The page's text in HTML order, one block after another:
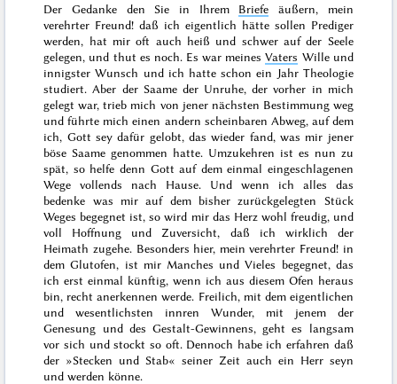
Der Gedanke den Sie in Ihrem Briefe äußern, mein
verehrter Freund! daß ich eigentlich hätte sollen Prediger
werden, hat mir oft auch heiß und schwer auf der Seele
gelegen, und thut es noch. Es war meinesVaters Wille und
innigster Wunsch und ich hatte schon ein Jahr Theologie
studiert. Aber der Saame der Unruhe, der vorher in mich
gelegt war, trieb mich von jener nächsten Bestimmung weg
und führte mich einen andern scheinbaren Abweg, auf dem
ich, Gott sey dafür gelobt, das wieder fand, was mir jener
böse Saame genommen hatte. Umzukehren ist es nun zu
spät, so helfe denn Gott auf dem einmal eingeschlagenen
Wege vollends nach Hause. Und wenn ich alles das
bedenke was mir auf dem bisher zurückgelegten Stück
Weges begegnet ist, so wird mir das Herz wohl freudig, und
voll Hoffnung und Zuversicht, daß ich wirklich der
Heimath zugehe. Besonders hier, mein verehrter Freund! in
dem Glutofen, ist mir Manches und Vieles begegnet, das
ich erst einmal künftig, wenn ich aus diesem Ofen heraus
bin, recht anerkennen werde. Freilich, mit dem eigentlichen
und wesentlichsten innren Wunder, mit jenem der
Genesung und des Gestalt-Gewinnens, geht es langsam
vor sich und stockt so oft. Dennoch habe ich erfahren daß
der »Stecken und Stab« seiner Zeit auch ein Herr seyn
und werden könne.